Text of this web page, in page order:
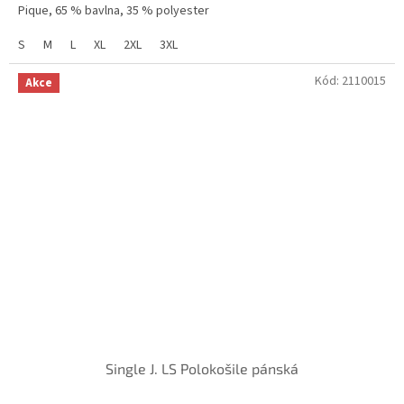
Pique, 65 % bavlna, 35 % polyester
S
M L XL 2XL 3XL
Akce
Single J. LS Polokošile pánská
Kód: 2110015